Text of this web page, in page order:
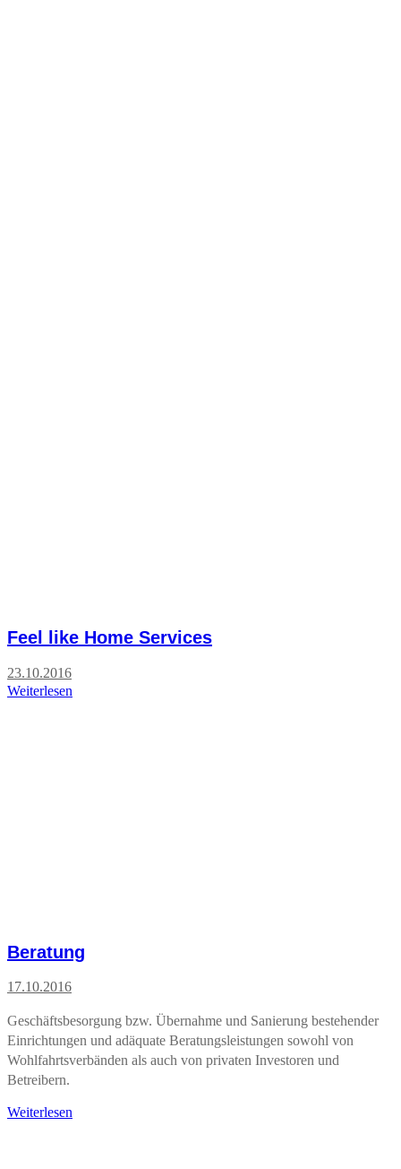
Feel like Home Services
23.10.2016
Weiterlesen
Beratung
17.10.2016
Geschäftsbesorgung bzw. Übernahme und Sanierung bestehender
Einrichtungen und adäquate Beratungsleistungen sowohl von
Wohlfahrtsverbänden als auch von privaten Investoren und
Betreibern.
Weiterlesen